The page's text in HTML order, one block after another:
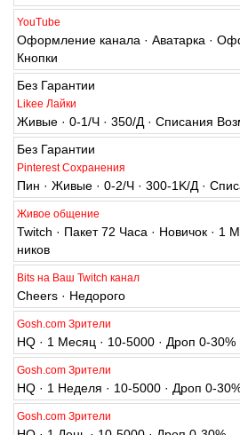
YouTube
Оформление канала · Аватарка ·
Кнопки
Без Гарантии
Likee Лайки
Живые · 0-1/Ч · 350/Д · Списания
Без Гарантии
Pinterest Сохранения
Пин · Живые · 0-2/Ч · 300-1K/Д ·
Живое общение
Twitch · Пакет 72 Часа · Новичок · 1
ников
Bits на Ваш Twitch канал
Cheers · Недорого
Gosh.com Зрители
HQ · 1 Месяц · 10-5000 · Дроп 0-30%
Gosh.com Зрители
HQ · 1 Неделя · 10-5000 · Дроп 0-30%
Gosh.com Зрители
HQ · 1 День · 10-5000 · Дроп 0-30%